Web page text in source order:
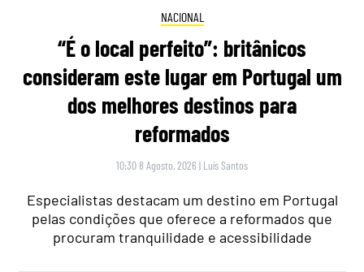
NACIONAL
“É o local perfeito”: britânicos
consideram este lugar em Portugal um
dos melhores destinos para
reformados
10:30 8 Agosto, 2026 | Luís Santos
Especialistas destacam um destino em Portugal
pelas condições que oferece a reformados que
procuram tranquilidade e acessibilidade